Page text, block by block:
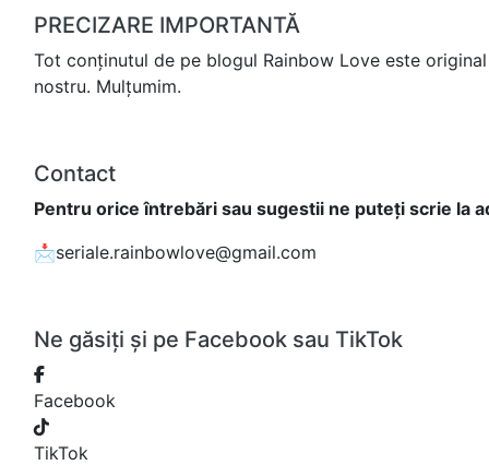
PRECIZARE IMPORTANTĂ
Tot conținutul de pe blogul Rainbow Love este
nostru. Mulțumim.
Contact
Pentru orice întrebări sau sugestii ne puteți scrie la
📩seriale.rainbowlove@gmail.com
Ne găsiți și pe Facebook sau TikTok
Facebook
TikTok